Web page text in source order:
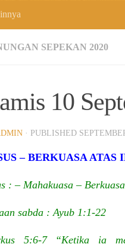
SEPEKAN 2020
10
· PUBLISHED
– BERKUASA ATAS
: – Mahakuasa –
sabda : Ayub 1:1-22
5:6-7 “Ketika ia